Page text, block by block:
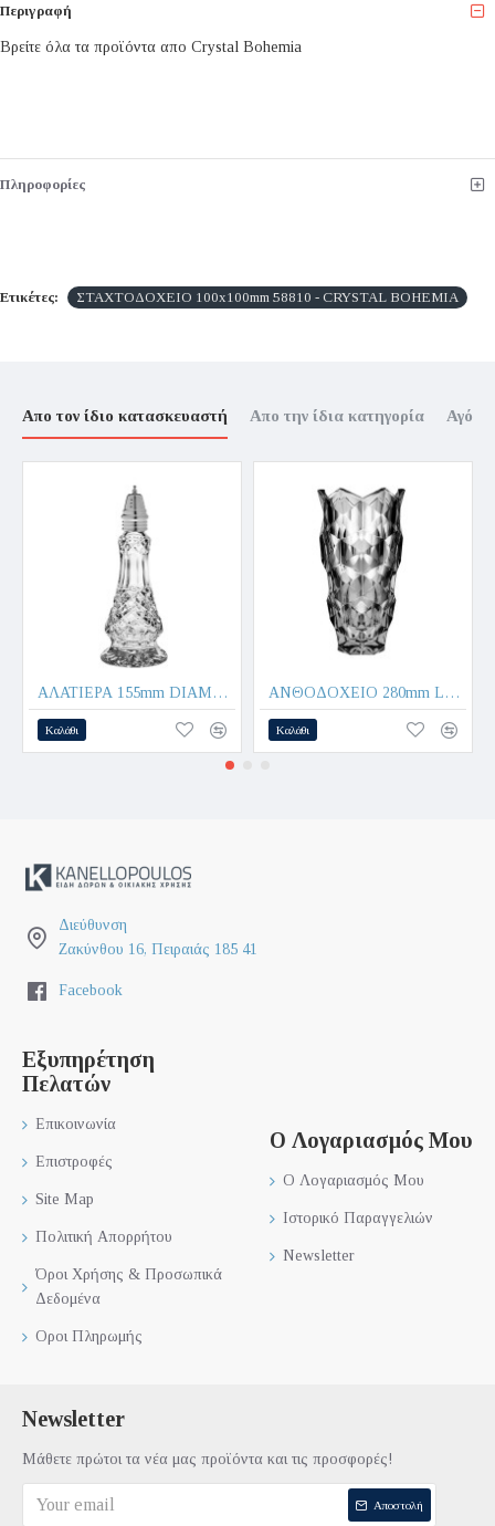
Περιγραφή
Βρείτε όλα τα προϊόντα απο Crystal Bohemia
Πληροφορίες
Ετικέτες: ΣΤΑΧΤΟΔΟΧΕΙΟ 100x100mm 58810 - CRYSTAL BOHEMIA
Απο τον ίδιο κατασκευαστή Απο την ίδια κατηγορία
ΑΛΑΤΙΕΡΑ 155mm DIAMOND 79900 - CRYSTAL BOHEMIA
Καλάθι
ΑΝΘΟΔΟΧΕΙΟ 280mm LUNAR - CRYSTAL BOHEMIA
Καλάθι
Διεύθυνση
Ζακύνθου 16, Πειραιάς 185 41
Facebook
Εξυπηρέτηση
Πελατών
Επικοινωνία
Επιστροφές
Site Map
Πολιτική Απορρήτου
Όροι Χρήσης & Προσωπικά
Δεδομένα
Οροι Πληρωμής
Ο Λογαριασμός Μου
Ο Λογαριασμός Μου
Ιστορικό Παραγγελιών
Newsletter
Newsletter
Μάθετε πρώτοι τα νέα μας προϊόντα και τις προσφορές!
Αποστολή